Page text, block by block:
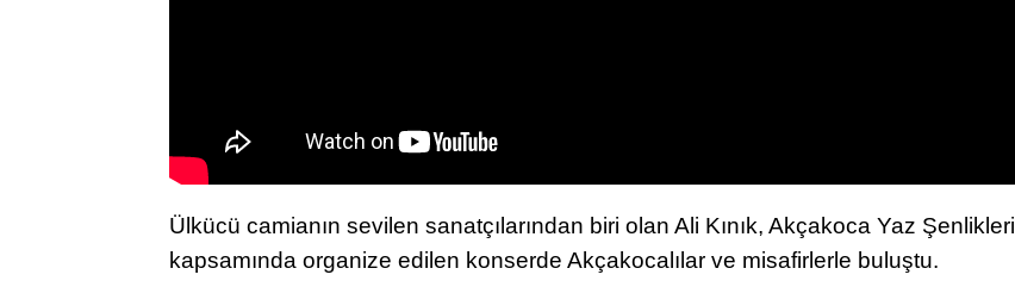
Ülkücü camianın sevilen sanatçılarından biri olan Ali Kınık, Akçakoca Yaz Şenlikleri
kapsamında organize edilen konserde Akçakocalılar ve misafirlerle buluştu.